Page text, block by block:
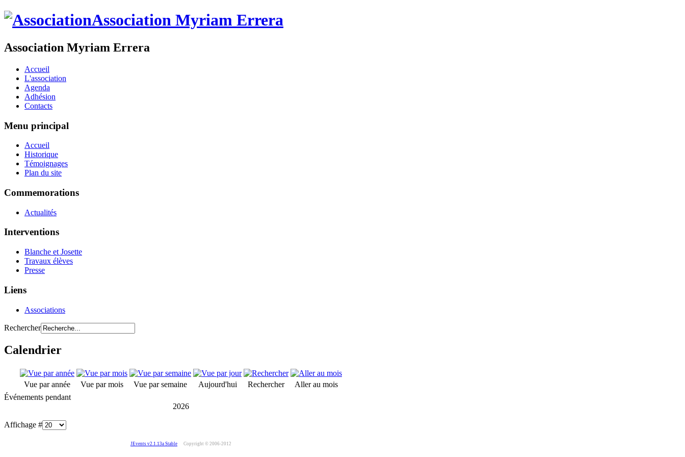
Association Myriam Errera
Accueil
L'association
Agenda
Adhésion
Contacts
Menu principal
Accueil
Historique
Témoignages
Plan du site
Commemorations
Actualités
Interventions
Blanche et Josette
Travaux élèves
Presse
Liens
Associations
Rechercher
Calendrier
Vue par année Vue par mois Vue par semaine Aujourd'hui Rechercher
Aller au mois
Événements pendant
2026
Affichage #
JEvents v2.1.13a Stable Copyright © 2006-2012